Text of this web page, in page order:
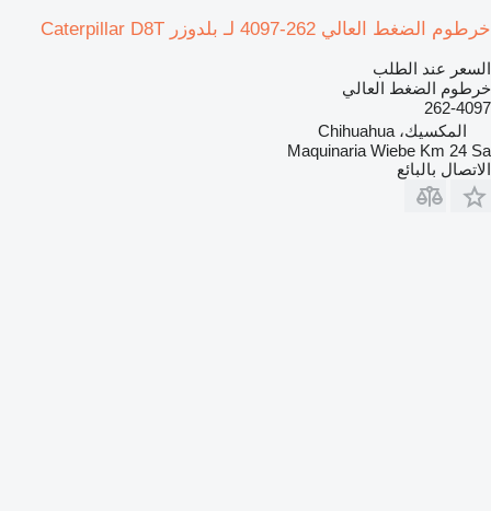
خرطوم الضغط العالي 262-4097 لـ بلدوزر Caterpillar D8T
السعر عند الطلب
خرطوم الضغط العالي
262-4097
المكسيك، Chihuahua
Maquinaria Wiebe Km 24 Sa
الاتصال بالبائع